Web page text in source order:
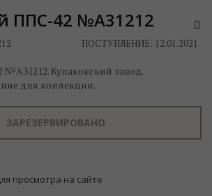
ППС-42 №А31212
ПОСТУПЛЕНИЕ: 12.01.2021
Кулаковский завод.
для коллекции.
ЗАРЕЗЕРВИРОВАНО
просмотра на сайте